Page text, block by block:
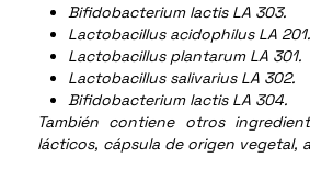
Bifidobacterium lactis LA 303.
Lactobacillus acidophilus LA 201.
Lactobacillus plantarum LA 301.
Lactobacillus salivarius LA 302.
Bifidobacterium lactis LA 304.
También contiene otros
lácticos, cápsula de origen vegetal,